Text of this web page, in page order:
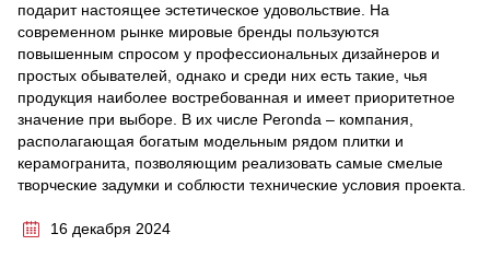
подарит настоящее эстетическое удовольствие. На
современном рынке мировые бренды пользуются
повышенным спросом у профессиональных дизайнеров и
простых обывателей, однако и среди них есть такие, чья
продукция наиболее востребованная и имеет приоритетное
значение при выборе. В их числе Peronda – компания,
располагающая богатым модельным рядом плитки и
керамогранита, позволяющим реализовать самые смелые
творческие задумки и соблюсти технические условия проекта.
16 декабря 2024